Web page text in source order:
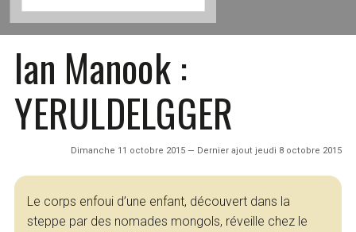
Ian Manook :
YERULDELGGER
Dimanche 11 octobre 2015 — Dernier ajout jeudi 8 octobre 2015
Le corps enfoui d’une enfant, découvert dans la
steppe par des nomades mongols, réveille chez le